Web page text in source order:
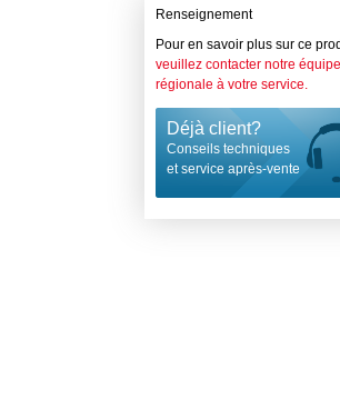
Renseignement
Pour en savoir plus sur ce
veuillez contacter notre équipe
régionale à votre service.
Déjà client?
Conseils techniques
et service après-vente